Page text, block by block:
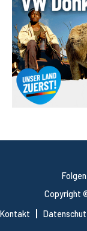
Copyright
Kontakt